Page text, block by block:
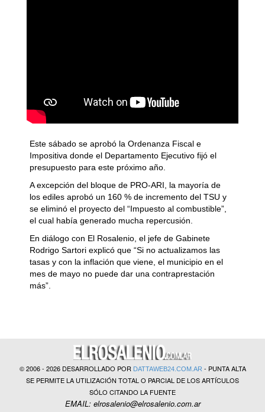
Este sábado se aprobó la Ordenanza Fiscal e
Impositiva donde el Departamento Ejecutivo fijó el
presupuesto para este próximo año.
A excepción del bloque de PRO-ARI, la mayoría de
los ediles aprobó un 160 % de incremento del TSU y
se eliminó el proyecto del “Impuesto al combustible”,
el cual había generado mucha repercusión.
En diálogo con El Rosalenio, el jefe de Gabinete
Rodrigo Sartori explicó que “Si no actualizamos las
tasas y con la inflación que viene, el municipio en el
mes de mayo no puede dar una contraprestación
más”.
© 2006 - 2026 DESARROLLADO POR DATTAWEB24.COM.AR - PUNTA ALTA
SE PERMITE LA UTILIZACIÓN TOTAL O PARCIAL DE LOS ARTÍCULOS
SÓLO CITANDO LA FUENTE
EMAIL: elrosalenio@elrosalenio.com.ar